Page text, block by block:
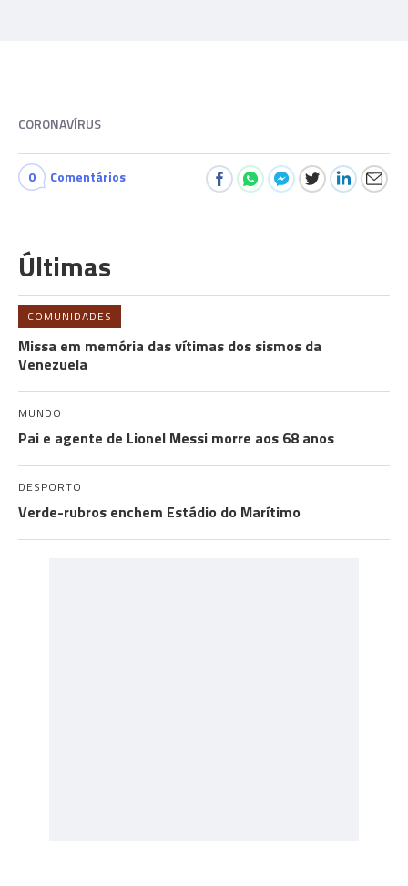
CORONAVÍRUS
0 Comentários
Últimas
COMUNIDADES
Missa em memória das vítimas dos sismos da
Venezuela
MUNDO
Pai e agente de Lionel Messi morre aos 68 anos
DESPORTO
Verde-rubros enchem Estádio do Marítimo